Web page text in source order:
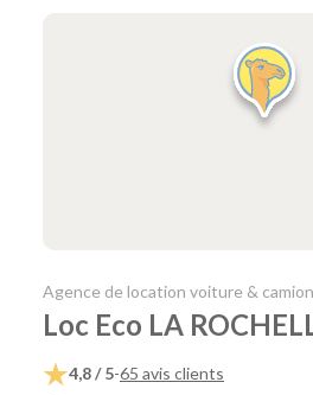
Agence de location voiture & camion
Loc Eco LA
4,8 / 5-65 avis clients